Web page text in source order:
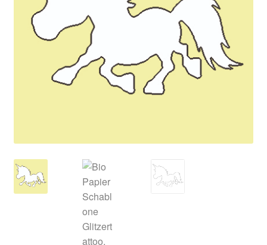
Mein Konto
Produktinfos
Versandbedingungen
Widerrufsbelehrung / Muster-Widerrufsformular
Zahlungsbedingungen